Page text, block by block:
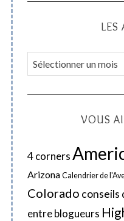
LES
e
s
h
i
v
e
VOUS
4 corners
Arizona Calendrier de
Colorado conseils
entre blogueurs